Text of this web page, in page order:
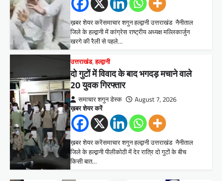
ख़बर शेयर करेंसमाचार शगुन हल्द्वानी उत्तराखंड नैनीताल
जिले के हल्द्वानी में कांग्रेस राष्ट्रीय अध्यक्ष मल्लिकार्जुन
खरगे की रैली से पहले…
उत्तराखंड,हल्द्वानी
दो गुटों में विवाद के बाद भगदड़ मचाने वाले
20 युवक गिरफ्तार
समाचार शगुन डेस्क August 7, 2026
ख़बर शेयर करें
ख़बर शेयर करेंसमाचार शगुन हल्द्वानी उत्तराखंड नैनीताल
जिले के हल्द्वानी पीलीकोठी में देर रात्रि दो गुटों के बीच
किसी बात…